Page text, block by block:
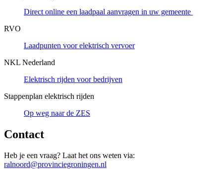
Direct online een laadpaal aanvragen in uw gemeente
RVO
Laadpunten voor elektrisch vervoer
NKL Nederland
Elektrisch rijden voor bedrijven
Stappenplan elektrisch rijden
Op weg naar de ZES
Contact
Heb je een vraag? Laat het ons weten via:
ralnoord@provinciegroningen.nl